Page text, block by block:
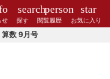
せ
search
探す
person
閲覧履歴
star
お気に入り
算数 9月号